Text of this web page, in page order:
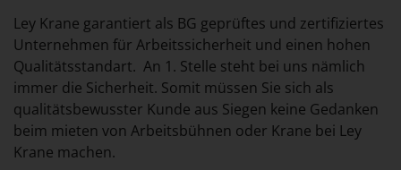
Ley Krane garantiert als BG geprüftes und zertifiziertes
Unternehmen für Arbeitssicherheit und einen hohen
Qualitätsstandart. An 1. Stelle steht bei uns nämlich
immer die Sicherheit. Somit müssen Sie sich als
qualitätsbewusster Kunde aus Siegen keine Gedanken
beim mieten von Arbeitsbühnen oder Krane bei Ley
Krane machen.